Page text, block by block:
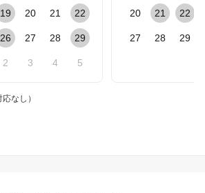
19 20 21 22
26 27 28 29
2 3 4 5
20 21 22
27 28 29
なし）